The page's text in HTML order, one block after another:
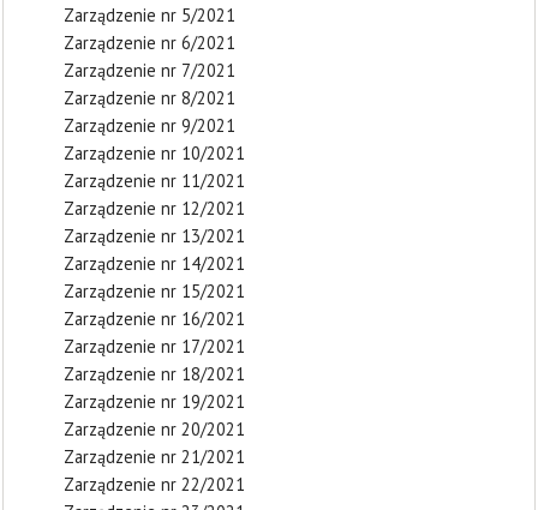
Zarządzenie nr 5/2021
Zarządzenie nr 6/2021
Zarządzenie nr 7/2021
Zarządzenie nr 8/2021
Zarządzenie nr 9/2021
Zarządzenie nr 10/2021
Zarządzenie nr 11/2021
Zarządzenie nr 12/2021
Zarządzenie nr 13/2021
Zarządzenie nr 14/2021
Zarządzenie nr 15/2021
Zarządzenie nr 16/2021
Zarządzenie nr 17/2021
Zarządzenie nr 18/2021
Zarządzenie nr 19/2021
Zarządzenie nr 20/2021
Zarządzenie nr 21/2021
Zarządzenie nr 22/2021